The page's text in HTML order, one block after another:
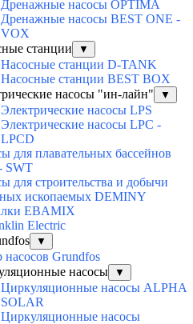
Дренажные насосы OPTIMA
Дренажные насосы BEST ONE -
VOX
станции
▼
Насосные станции D-TANK
Насосные станции BEST BOX
насосы "ин-лайн"
▼
Электрические насосы LPS
Электрические насосы LPC -
LPCD
для плавательных бассейнов
SWT
для строительства и добычи
ископаемых DEMINY
EBAMIX
Electric
▼
насосов Grundfos
насосы
▼
Циркуляционные насосы ALPHA
SOLAR
Циркуляционные насосы